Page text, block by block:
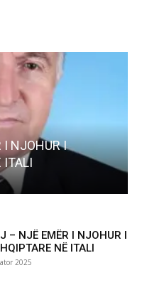
2025
– NJË EMËR I NJOHUR I
NË ITALI
2025